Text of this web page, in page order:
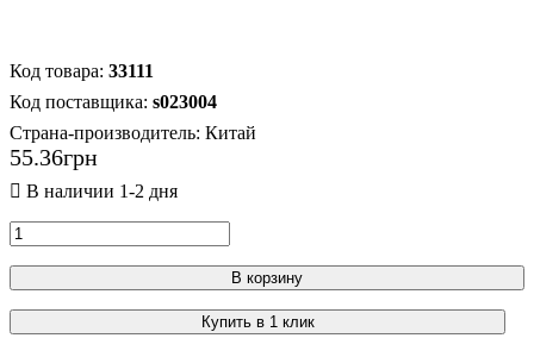
33111
s023004
Страна-производитель: Китай
55.36грн
В корзину
Купить в 1 клик